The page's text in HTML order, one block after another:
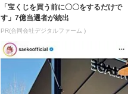
「宝くじを買う前に〇〇をするだけで
す」7億当選者が続出
PR(合同会社デジタルファーム )